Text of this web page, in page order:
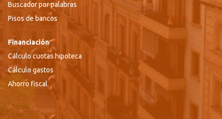
Buscador por palabras
Pisos de bancos
Financiación
Cálculo cuotas hipoteca
Cálculo gastos
Ahorro fiscal